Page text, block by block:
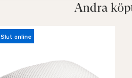
Andra
Slut online